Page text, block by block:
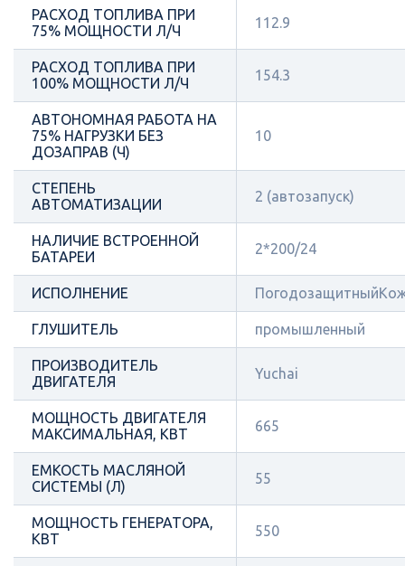
РАСХОД ТОПЛИВА ПРИ
75% МОЩНОСТИ Л/Ч
112.9
РАСХОД ТОПЛИВА ПРИ
100% МОЩНОСТИ Л/Ч
154.3
АВТОНОМНАЯ РАБОТА НА
75% НАГРУЗКИ БЕЗ
ДОЗАПРАВ (Ч)
10
СТЕПЕНЬ
АВТОМАТИЗАЦИИ
2 (автозапуск)
НАЛИЧИЕ ВСТРОЕННОЙ
БАТАРЕИ
2*200/24
ИСПОЛНЕНИЕ
ГЛУШИТЕЛЬ промышленный
ПРОИЗВОДИТЕЛЬ
ДВИГАТЕЛЯ
Yuchai
МОЩНОСТЬ ДВИГАТЕЛЯ
МАКСИМАЛЬНАЯ, КВТ
665
ЕМКОСТЬ МАСЛЯНОЙ
СИСТЕМЫ (Л)
55
МОЩНОСТЬ ГЕНЕРАТОРА,
КВТ
550